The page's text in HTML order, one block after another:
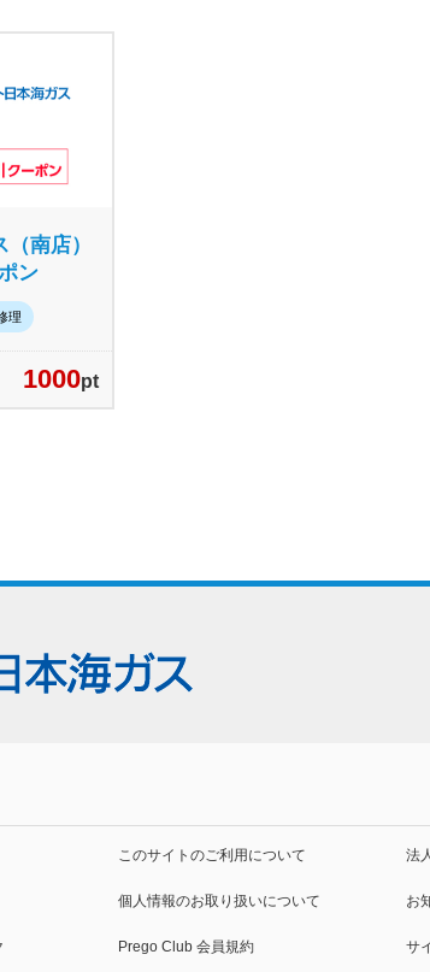
南店）
ン
理
1000pt
このサイトのご利用について
個人情報のお取り扱いについて
Prego Club会員規約
法
お
サ